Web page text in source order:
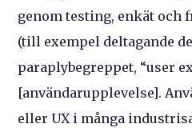
genom testing, enkät och
(till exempel deltagande
paraplybegreppet, “user
[användarupplevelse].
eller UX i många